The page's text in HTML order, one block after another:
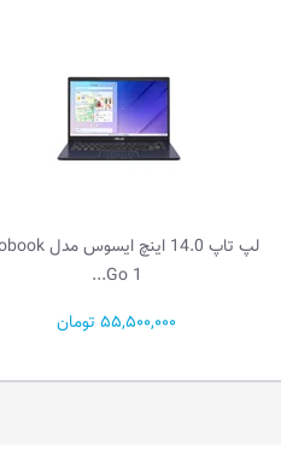
Ga...
281,400,000 تومان